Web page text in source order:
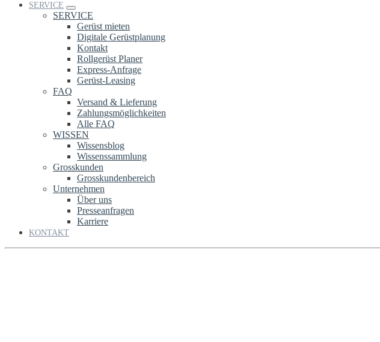
SERVICE
SERVICE
Gerüst mieten
Digitale Gerüstplanung
Kontakt
Rollgerüst Planer
Express-Anfrage
Gerüst-Leasing
FAQ
Versand & Lieferung
Zahlungsmöglichkeiten
Alle FAQ
WISSEN
Wissensblog
Wissenssammlung
Grosskunden
Grosskundenbereich
Unternehmen
Über uns
Presseanfragen
Karriere
KONTAKT